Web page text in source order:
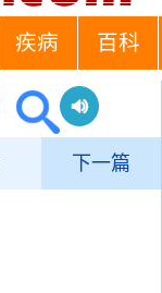
疾病 百科
下一篇